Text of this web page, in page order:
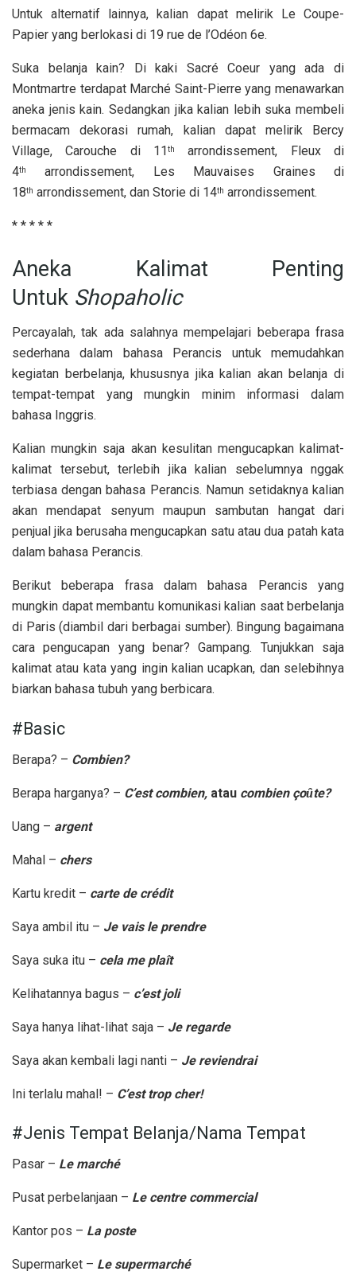
Untuk alternatif lainnya, kalian dapat melirik Le Coupe-
Papier yang berlokasi di 19 rue de l’Odéon 6e.
Suka belanja kain? Di kaki Sacré Coeur yang ada di
Montmartre terdapat Marché Saint-Pierre yang menawarkan
aneka jenis kain. Sedangkan jika kalian lebih suka membeli
bermacam dekorasi rumah, kalian dapat melirik Bercy
Village, Carouche di 11 th
arrondissement, Fleux di
4th
arrondissement, Les Mauvaises Graines di
18th arrondissement, dan Storie di 14th arrondissement.
* * * * *
Aneka Kalimat Penting
Untuk Shopaholic
Percayalah, tak ada salahnya mempelajari beberapa frasa
sederhana dalam bahasa Perancis untuk memudahkan
kegiatan berbelanja, khususnya jika kalian akan belanja di
tempat-tempat yang mungkin minim informasi dalam
bahasa Inggris.
Kalian mungkin saja akan kesulitan mengucapkan kalimat-
kalimat tersebut, terlebih jika kalian sebelumnya nggak
terbiasa dengan bahasa Perancis. Namun setidaknya kalian
akan mendapat senyum maupun sambutan hangat dari
penjual jika berusaha mengucapkan satu atau dua patah kata
dalam bahasa Perancis.
Berikut beberapa frasa dalam bahasa Perancis yang
mungkin dapat membantu komunikasi kalian saat berbelanja
di Paris (diambil dari berbagai sumber). Bingung bagaimana
cara pengucapan yang benar? Gampang. Tunjukkan saja
kalimat atau kata yang ingin kalian ucapkan, dan selebihnya
biarkan bahasa tubuh yang berbicara.
#Basic
Berapa? – Combien?
Berapa harganya? – C’est combien, atau combien çoȗte?
Uang – argent
Mahal – chers
Kartu kredit – carte de crédit
Saya ambil itu – Je vais le prendre
Saya suka itu – cela me plaît
Kelihatannya bagus – c’est joli
Saya hanya lihat-lihat saja – Je regarde
Saya akan kembali lagi nanti – Je reviendrai
Ini terlalu mahal! – C’est trop cher!
#Jenis Tempat Belanja/Nama Tempat
Pasar – Le marché
Pusat perbelanjaan – Le centre commercial
Kantor pos – La poste
Supermarket – Le supermarché